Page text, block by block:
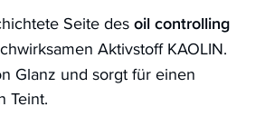
Seite desoil controlling
Aktivstoff KAOLIN.
Glanz und sorgt für einen
Teint.